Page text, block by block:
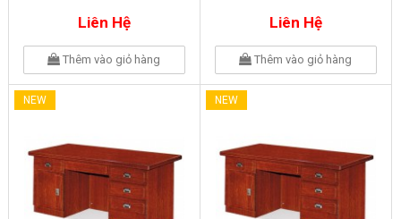
Liên Hệ
Thêm vào giỏ hàng
Liên Hệ
Thêm vào giỏ hàng
NEW NEW